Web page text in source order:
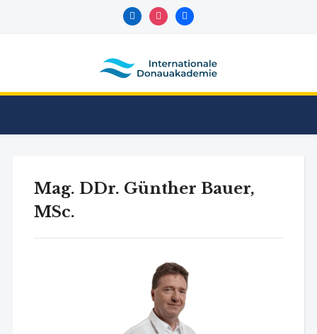
Mag. DDr. Günther Bauer,
MSc.